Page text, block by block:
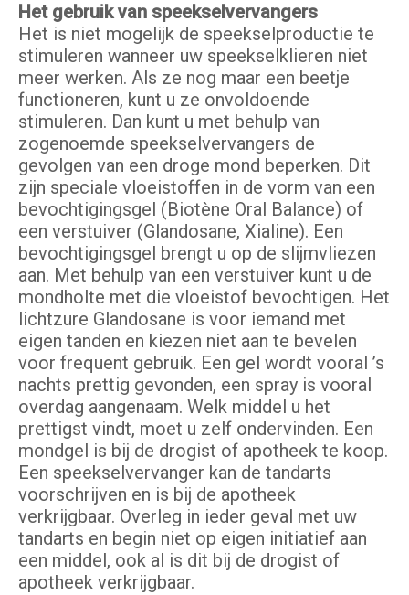
Het gebruik van speekselvervangers
Het is niet mogelijk de speekselproductie te
stimuleren wanneer uw speekselklieren niet
meer werken. Als ze nog maar een beetje
functioneren, kunt u ze onvoldoende
stimuleren. Dan kunt u met behulp van
zogenoemde speekselvervangers de
gevolgen van een droge mond beperken. Dit
zijn speciale vloeistoffen in de vorm van een
bevochtigingsgel (Biotène Oral Balance) of
een verstuiver (Glandosane, Xialine). Een
bevochtigingsgel brengt u op de slijmvliezen
aan. Met behulp van een verstuiver kunt u de
mondholte met die vloeistof bevochtigen. Het
lichtzure Glandosane is voor iemand met
eigen tanden en kiezen niet aan te bevelen
voor frequent gebruik. Een gel wordt vooral ’s
nachts prettig gevonden, een spray is vooral
overdag aangenaam. Welk middel u het
prettigst vindt, moet u zelf ondervinden. Een
mondgel is bij de drogist of apotheek te koop.
Een speekselvervanger kan de tandarts
voorschrijven en is bij de apotheek
verkrijgbaar. Overleg in ieder geval met uw
tandarts en begin niet op eigen initiatief aan
een middel, ook al is dit bij de drogist of
apotheek verkrijgbaar.